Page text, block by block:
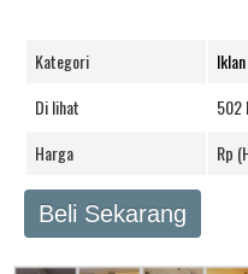
Kategori
Di lihat
502
Harga
Rp
Beli Sekarang